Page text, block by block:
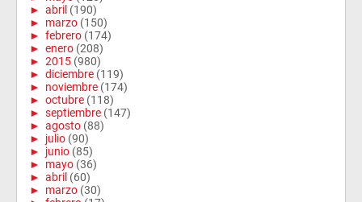
► abril (190)
► marzo (150)
► febrero (174)
► enero (208)
► 2015 (980)
► diciembre (119)
► noviembre (174)
► octubre (118)
► septiembre (147)
► agosto (88)
► julio (90)
► junio (85)
► mayo (36)
► abril (60)
► marzo (30)